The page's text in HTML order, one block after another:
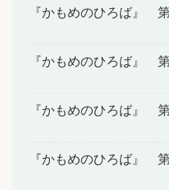
『かもめのひろば』
『かもめのひろば』
『かもめのひろば』
『かもめのひろば』